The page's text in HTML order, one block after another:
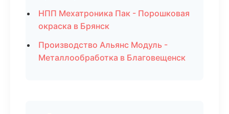
НПП Мехатроника Пак - Порошковая
окраска в Брянск
Производство Альянс Модуль -
Металлообработка в Благовещенск